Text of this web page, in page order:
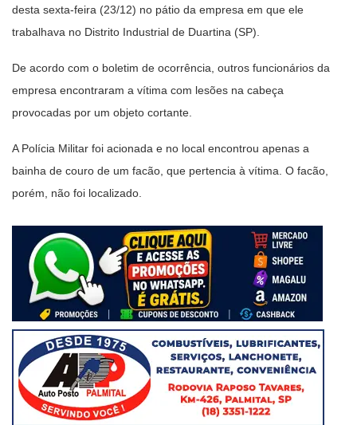
desta sexta-feira (23/12) no pátio da empresa em que ele
trabalhava no Distrito Industrial de Duartina (SP).
De acordo com o boletim de ocorrência, outros funcionários da
empresa encontraram a vítima com lesões na cabeça
provocadas por um objeto cortante.
A Polícia Militar foi acionada e no local encontrou apenas a
bainha de couro de um facão, que pertencia à vítima. O facão,
porém, não foi localizado.